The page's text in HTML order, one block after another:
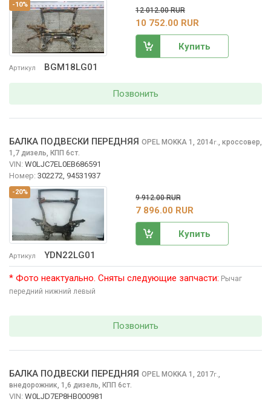
-10%
Артикул BGM18LG01
12 012.00 RUR
10 752.00 RUR
Купить
Позвонить
-20%
Артикул YDN22LG01
БАЛКА ПОДВЕСКИ ПЕРЕДНЯЯ OPEL MOKKA 1, 2014г., кроссовер,
1,7 дизель, КПП 6ст.
VIN: W0LJC7EL0EB686591
Номер: 302272, 94531937
9 912.00 RUR
7 896.00 RUR
Купить
* Фото неактуально. Сняты следующие запчасти: Рычаг
передний нижний левый
Позвонить
БАЛКА ПОДВЕСКИ ПЕРЕДНЯЯ OPEL MOKKA 1, 2017г.,
внедорожник, 1,6 дизель, КПП 6ст.
VIN: W0LJD7EP8HB000981